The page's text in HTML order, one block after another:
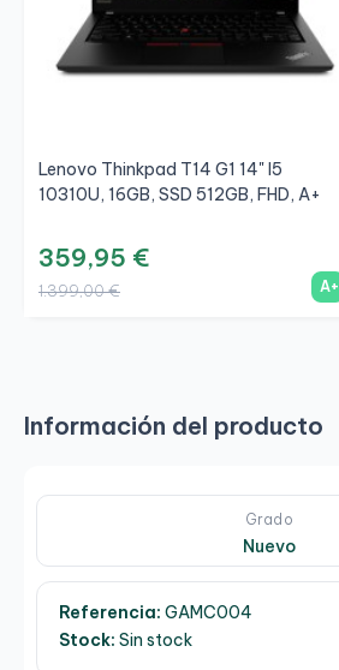
Lenovo Thinkpad T14 G1 14" I5
10310U, 16GB, SSD 512GB, FHD, A+
359,95 €
1.399,00 € A+
Información del producto
Grado
Nuevo
Referencia: GAMC004
Stock: Sin stock